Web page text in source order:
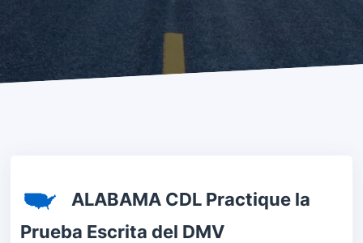
ALABAMA CDL Practique la
Prueba Escrita del DMV